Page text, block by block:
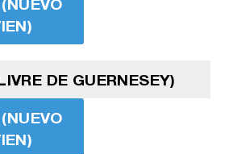
DE GUERNESEY)